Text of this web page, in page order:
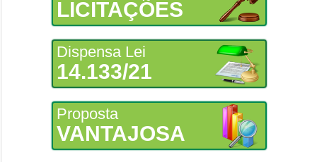
LICITAÇÕES
Dispensa Lei
14.133/21
Proposta
VANTAJOSA